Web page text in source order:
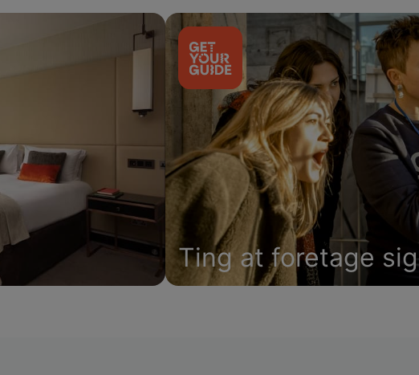
Ting at foretage sig